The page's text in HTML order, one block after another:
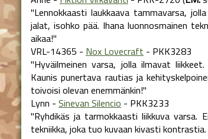
"Lennokkaasti laukkaava tammavarsa,
jalat, isohko pää. Ihana luonnosmainen
aikaa!"
VRL-14365 -Nox Lovecraft- PKK3283
"Hyväilmeinen varsa, jolla ilmavat
Kaunis punertava rautias ja
toivoisi olevan enemmänkin!"
Lynn -Sinevan Silencio- PKK3233
"Ryhdikäs ja tarmokkaasti liikkuva varsa.
tekniikka, joka tuo kuvaan kivasti